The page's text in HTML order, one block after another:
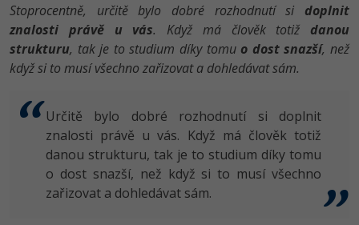
Stoprocentně, určitě bylo dobré rozhodnutí si doplnit
znalosti právě u vás. Když má člověk totiž danou
strukturu, tak je to studium díky tomu o dost snazší, než
když si to musí všechno zařizovat a dohledávat sám.
Určitě bylo dobré rozhodnutí si doplnit
znalosti právě u vás. Když má člověk totiž
danou strukturu, tak je to studium díky tomu
o dost snazší, než když si to musí všechno
zařizovat a dohledávat sám.